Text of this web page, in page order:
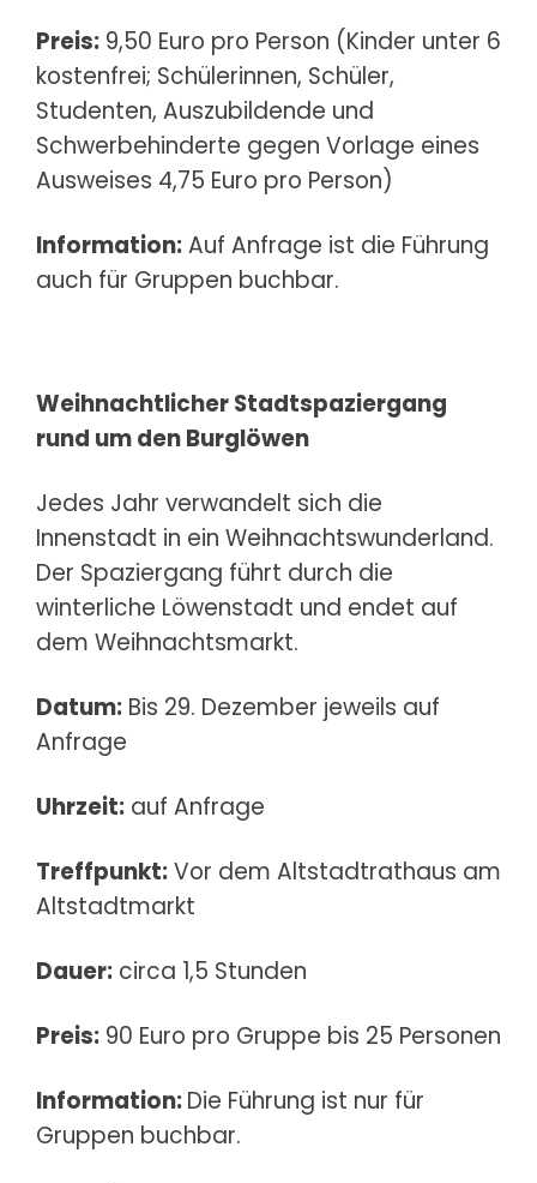
Preis: 9,50 Euro pro Person (Kinder unter 6
kostenfrei; Schülerinnen, Schüler,
Studenten, Auszubildende und
Schwerbehinderte gegen Vorlage eines
Ausweises 4,75 Euro pro Person)
Information:Auf Anfrage ist die Führung
auch für Gruppen buchbar.
Weihnachtlicher Stadtspaziergang
rund um den Burglöwen
Jedes Jahr verwandelt sich die
Innenstadt in ein Weihnachtswunderland.
Der Spaziergang führt durch die
winterliche Löwenstadt und endet auf
dem Weihnachtsmarkt.
Datum: Bis 29. Dezember jeweils auf
Anfrage
Uhrzeit: auf Anfrage
Treffpunkt:Vor dem Altstadtrathaus am
Altstadtmarkt
Dauer: circa 1,5 Stunden
Preis: 90 Euro pro Gruppe bis 25 Personen
Information:Die Führung ist nur für
Gruppen buchbar.